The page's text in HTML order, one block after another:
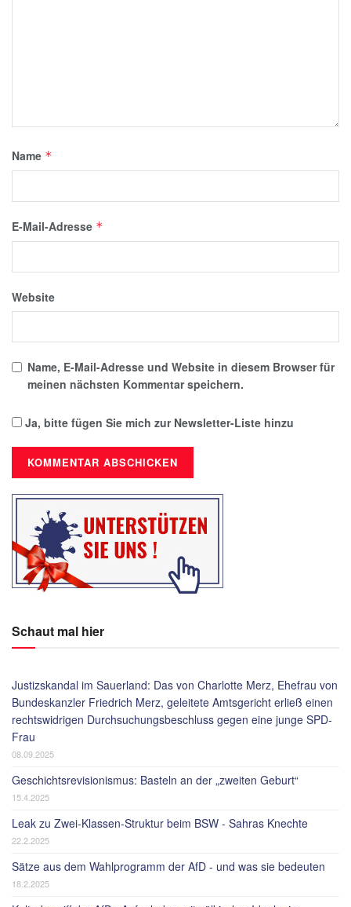
Name *
E-Mail-Adresse *
Website
Name, E-Mail-Adresse und Website in diesem Browser für
meinen nächsten Kommentar speichern.
Ja, bitte fügen Sie mich zur Newsletter-Liste hinzu
Schaut mal hier
Justizskandal im Sauerland: Das von Charlotte Merz, Ehefrau von
Bundeskanzler Friedrich Merz, geleitete Amtsgericht erließ einen
rechtswidrigen Durchsuchungsbeschluss gegen eine junge SPD-
Frau
08.09.2025
Geschichtsrevisionismus: Basteln an der „zweiten Geburt“
15.4.2025
Leak zu Zwei-Klassen-Struktur beim BSW - Sahras Knechte
22.2.2025
Sätze aus dem Wahlprogramm der AfD - und was sie bedeuten
18.2.2025